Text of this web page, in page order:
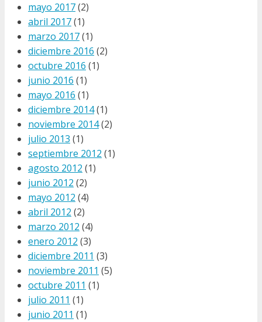
mayo 2017(2)
abril 2017(1)
marzo 2017(1)
diciembre 2016 (2)
octubre 2016 (1)
junio 2016 (1)
mayo 2016 (1)
diciembre 2014(1)
noviembre 2014(2)
julio 2013 (1)
septiembre 2012 (1)
agosto 2012 (1)
junio 2012 (2)
mayo 2012 (4)
abril 2012 (2)
marzo 2012 (4)
enero 2012 (3)
diciembre 2011 (3)
noviembre 2011 (5)
octubre 2011 (1)
julio 2011 (1)
junio 2011 (1)